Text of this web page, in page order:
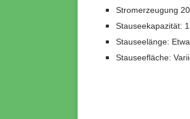
Stromerzeugung
Stauseekapazität:
Stauseelänge:
Stauseefläche: